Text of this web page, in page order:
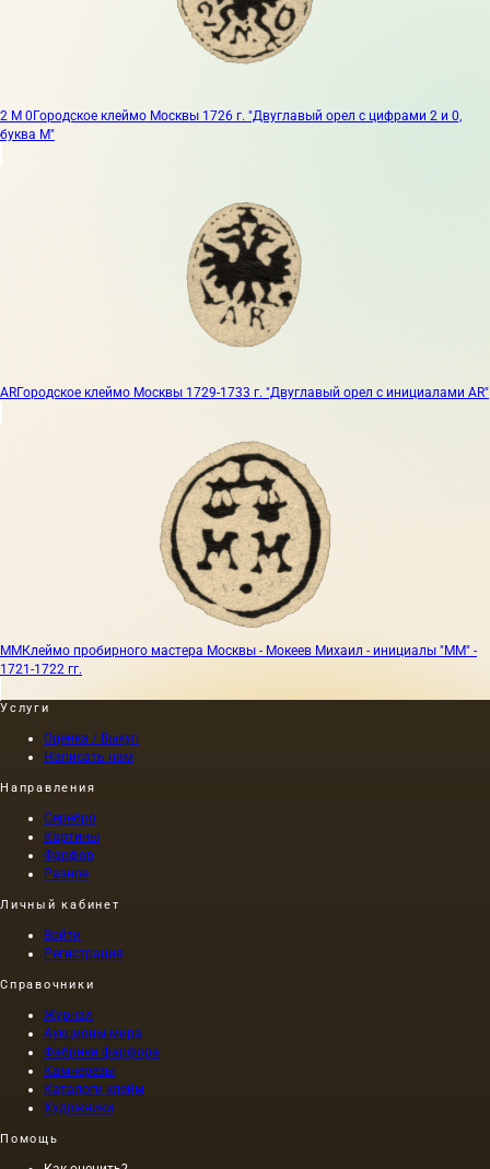
2 М 0Городское клеймо Москвы 1726 г. "Двуглавый орел с цифрами 2 и 0,
буква М"
ARГородское клеймо Москвы 1729-1733 г. "Двуглавый орел с инициалами AR"
ММКлеймо пробирного мастера Москвы - Мокеев Михаил - инициалы "ММ" -
1721-1722 гг.
Услуги
Оценка / Выкуп
Написать нам
Направления
Серебро
Картины
Фарфор
Разное
Личный кабинет
Войти
Регистрация
Справочники
Журнал
Аукционы мира
Фабрики фарфора
Камнерезы
Каталоги клейм
Художники
Помощь